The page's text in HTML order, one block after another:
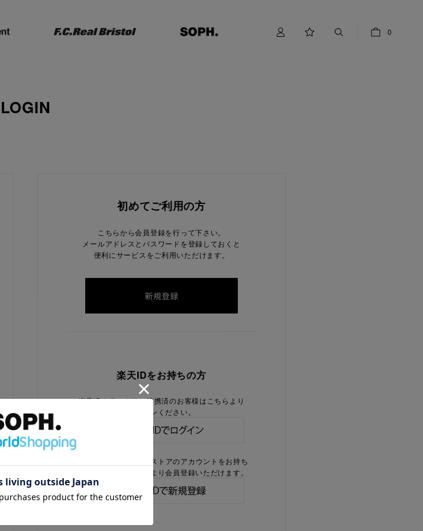
0
LOGIN
初めてご利用の方
こちらから会員登録を行って下さい。
メールアドレスとパスワードを登録しておくと
便利にサービスをご利用いただけます。
楽天IDをお持ちの方
楽天IDを当ストアに連携済のお客様はこちらより
ログインください。
楽天IDをお持ちで、当ストアのアカウントをお持ち
でないお客様はこちらより会員登録いただけます。